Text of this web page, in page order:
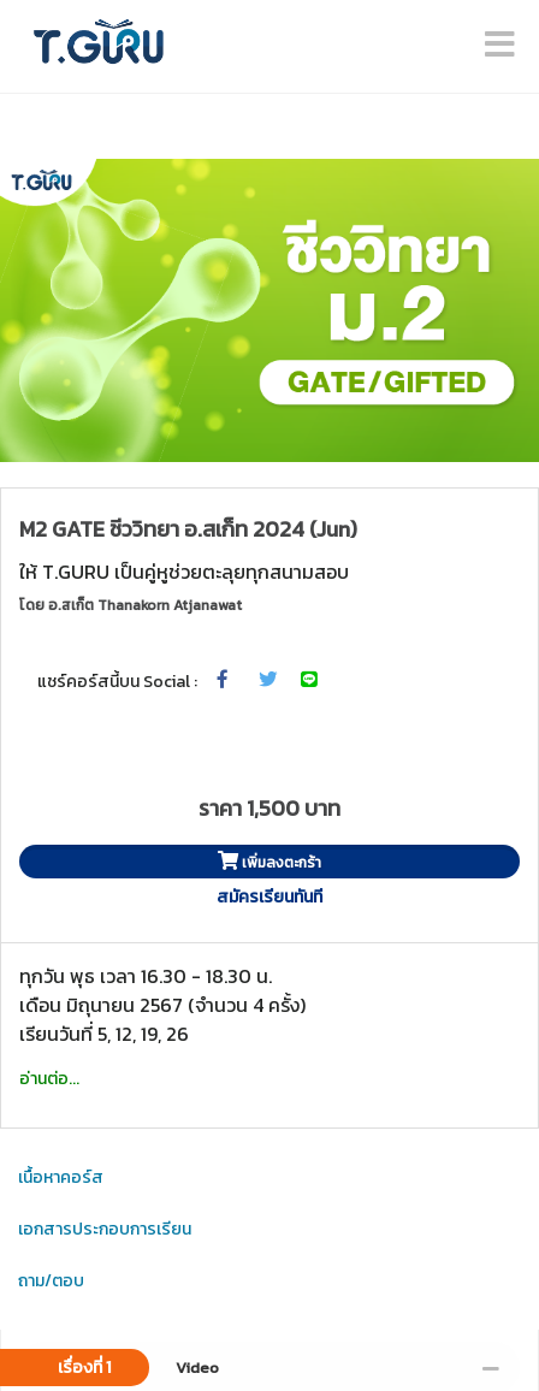
M2 GATE ชีววิทยา อ.สเก็ท 2024 (Jun)
ให้ T.GURU เป็นคู่หูช่วยตะลุยทุกสนามสอบ
โดยอ.สเก็ต Thanakorn Atjanawat
แชร์คอร์สนี้บน Social :
ราคา 1,500 บาท
เพิ่มลงตะกร้า
สมัครเรียนทันที
ทุกวัน พุธ เวลา 16.30 - 18.30 น.
เดือน มิถุนายน 2567 (จำนวน 4 ครั้ง)
เรียนวันที่ 5, 12, 19, 26
อ่านต่อ...
เนื้อหาคอร์ส
เอกสารประกอบการเรียน
ถาม/ตอบ
เรื่องที่ 1 Video